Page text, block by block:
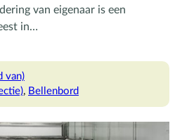
van eigenaar is een
in…
van)
, Bellenbord